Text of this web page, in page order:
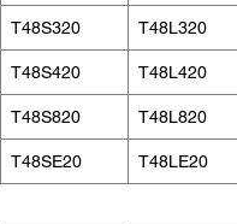
T48S320 T48L320
T48S420 T48L420
T48S820 T48L820
T48SE20 T48LE20